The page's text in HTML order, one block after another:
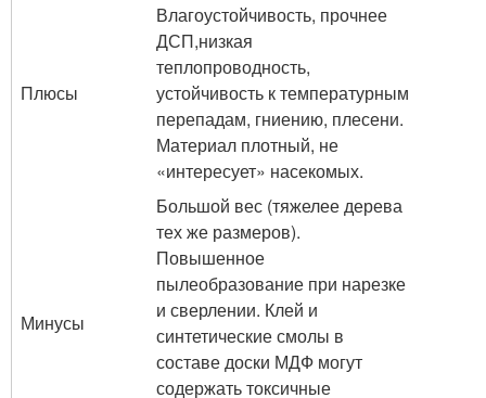
Плюсы
Влагоустойчивость, прочнее
ДСП,низкая
теплопроводность,
устойчивость к температурным
перепадам, гниению, плесени.
Материал плотный, не
«интересует» насекомых.
Минусы
Большой вес (тяжелее дерева
тех же размеров).
Повышенное
пылеобразование при нарезке
и сверлении. Клей и
синтетические смолы в
составе доски МДФ могут
содержать токсичные